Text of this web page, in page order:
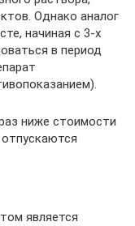
Однако аналог
начиная с 3-х
в период
ниже стоимости
является